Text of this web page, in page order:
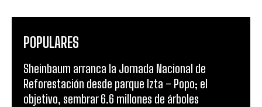
POPULARES
Sheinbaum arranca la Jornada Nacional de
Reforestación desde parque Izta – Popo; el
objetivo, sembrar 6.6 millones de árboles